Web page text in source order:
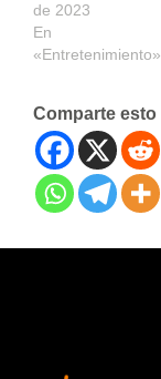
de 2023
En
«Entretenimiento»
Comparte esto